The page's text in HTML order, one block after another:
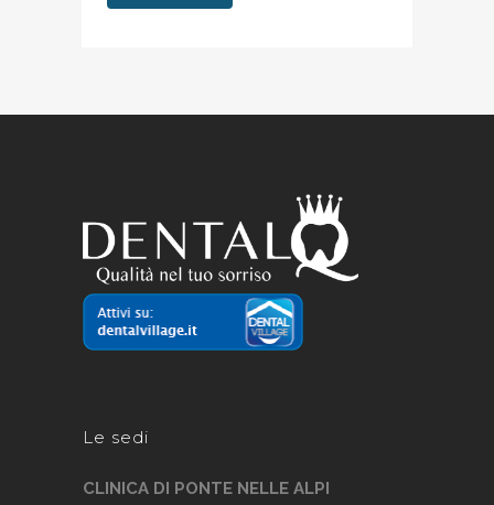
Le sedi
CLINICA DI PONTE NELLE ALPI